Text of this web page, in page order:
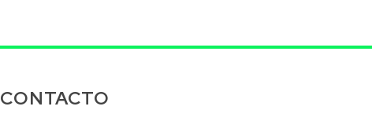
CONTACTO